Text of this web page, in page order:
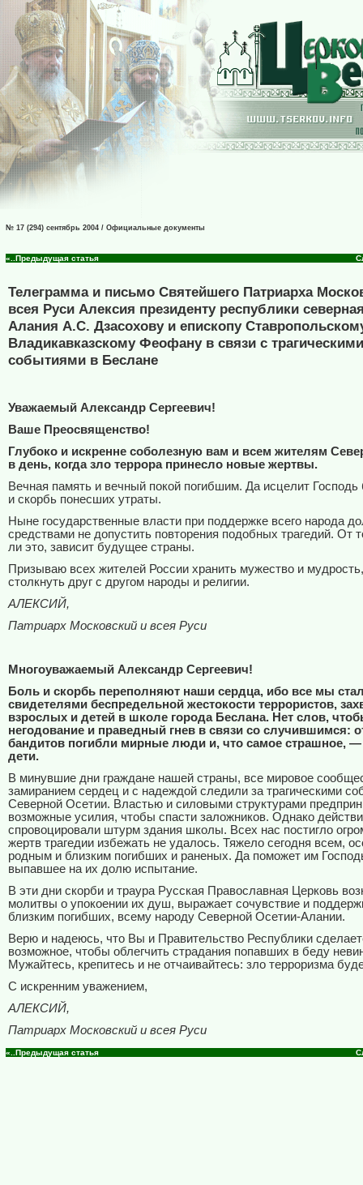
№ 17 (294) сентябрь 2004 / Официальные документы
«..Предыдущая статья
Телеграмма и письмо Святейшего Патриарха
всея Руси Алексия президенту республики
Алания А.С. Дзасохову и епископу
Владикавказскому Феофану в связи с трагическими
событиями в Беслане
Уважаемый Александр Сергеевич!
Ваше Преосвященство!
Глубоко и искренне соболезную вам и всем жителям
в день, когда зло террора принесло новые жертвы.
Вечная память и вечный покой погибшим. Да исцелит
и скорбь понесших утраты.
Ныне государственные власти при поддержке всего народа
средствами не допустить повторения подобных трагедий. От
ли это, зависит будущее страны.
Призываю всех жителей России хранить мужество и
столкнуть друг с другом народы и религии.
АЛЕКСИЙ,
Патриарх Московский и всея Руси
Многоуважаемый Александр Сергеевич!
Боль и скорбь переполняют наши сердца, ибо все мы
свидетелями беспредельной жестокости террористов,
взрослых и детей в школе города Беслана. Нет слов,
негодование и праведный гнев в связи со случившимся:
бандитов погибли мирные люди и, что самое страшное,
дети.
В минувшие дни граждане нашей страны, все мировое
замиранием сердец и с надеждой следили за трагическими
Северной Осетии. Властью и силовыми структурами
возможные усилия, чтобы спасти заложников. Однако
спровоцировали штурм здания школы. Всех нас постигло
жертв трагедии избежать не удалось. Тяжело сегодня всем,
родным и близким погибших и раненых. Да поможет им
выпавшее на их долю испытание.
В эти дни скорби и траура Русская Православная Церковь
молитвы о упокоении их душ, выражает сочувствие и
близким погибших, всему народу Северной Осетии-Алании.
Верю и надеюсь, что Вы и Правительство Республики
возможное, чтобы облегчить страдания попавших в беду
Мужайтесь, крепитесь и не отчаивайтесь: зло терроризма
С искренним уважением,
АЛЕКСИЙ,
Патриарх Московский и всея Руси
«..Предыдущая статья